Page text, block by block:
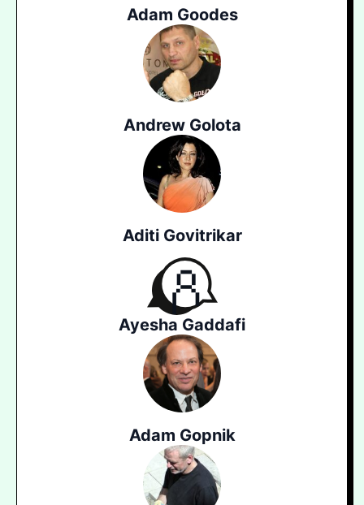
Adam Goodes
Andrew Golota
Aditi Govitrikar
Ayesha Gaddafi
Adam Gopnik